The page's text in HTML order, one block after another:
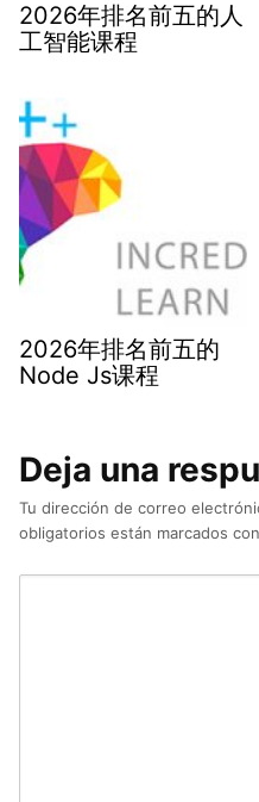
2026年排名前五的人
工智能课程
2026年排名前五的
Node Js课程
Deja una
Tu dirección de correo
obligatorios están marcados con